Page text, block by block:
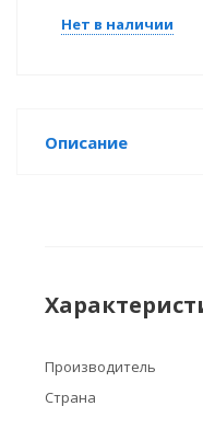
Нет в наличии
Описание
Производитель
Страна